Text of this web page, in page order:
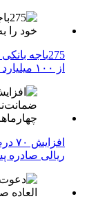
275باجه
از ۱۰۰ میلیارد ریال افزایش دادند
ریالی صادره